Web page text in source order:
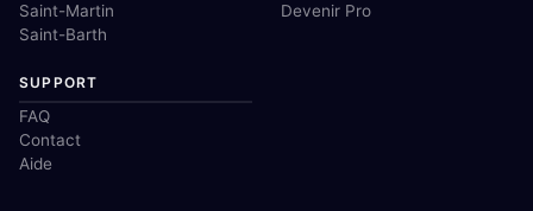
Saint-Martin
Saint-Barth
Devenir Pro
SUPPORT
FAQ
Contact
Aide